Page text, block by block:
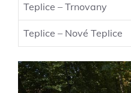
Teplice – Trnovany
Teplice – Nové Teplice